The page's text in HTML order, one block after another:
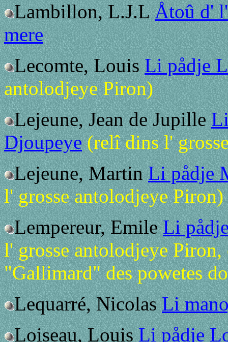
Lambillon, L.J.LÅtoû d'
mere
Lecomte, LouisLi pådje
antolodjeye Piron)
Lejeune, Jean de Jupille
Djoupeye (relî dins l'
Lejeune, MartinLi pådje
l' grosse antolodjeye Piron)
Lempereur, EmileLi
l' grosse antolodjeye
"Gallimard" des powetes
Lequarré, NicolasLi
Loiseau, LouisLi pådje